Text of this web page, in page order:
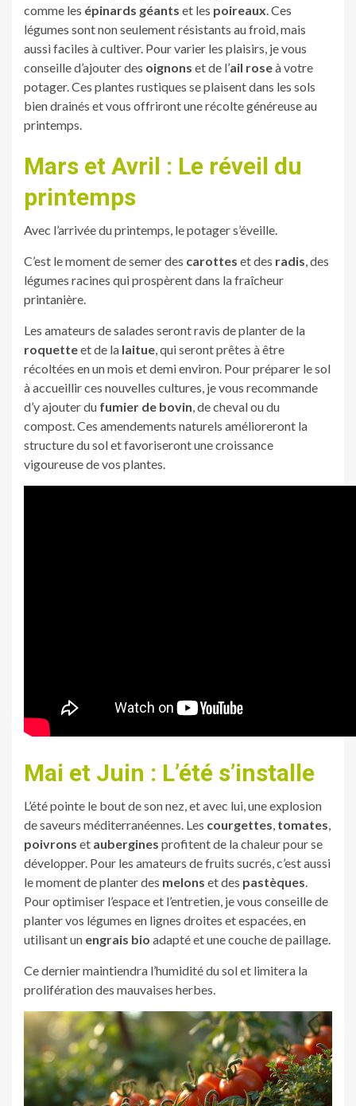
comme les épinards géants et les poireaux. Ces
légumes sont non seulement résistants au froid, mais
aussi faciles à cultiver. Pour varier les plaisirs, je vous
conseille d’ajouter des oignons et de l’ail roseà votre
potager. Ces plantes rustiques se plaisent dans les sols
bien drainés et vous offriront une récolte généreuse au
printemps.
Mars et Avril : Le réveil du
printemps
Avec l’arrivée du printemps, le potager s’éveille.
C’est le moment de semer des carottes et des radis, des
légumes racines qui prospèrent dans la fraîcheur
printanière.
Les amateurs de salades seront ravis de planter de la
roquetteet de la laitue, qui seront prêtes à être
récoltées en un mois et demi environ. Pour préparer le sol
à accueillir ces nouvelles cultures, je vous recommande
d’y ajouter du fumier de bovin, de cheval ou du
compost. Ces amendements naturels amélioreront la
structure du sol et favoriseront une croissance
vigoureuse de vos plantes.
Mai et Juin : L’été s’installe
L’été pointe le bout de son nez, et avec lui, une explosion
de saveurs méditerranéennes. Les courgettes, tomates,
poivrons et aubergines profitent de la chaleur pour se
développer. Pour les amateurs de fruits sucrés, c’est aussi
le moment de planter des melons et des pastèques.
Pour optimiser l’espace et l’entretien, je vous conseille de
planter vos légumes en lignes droites et espacées, en
utilisant un engrais bio adapté et une couche de paillage.
Ce dernier maintiendra l’humidité du sol et limitera la
prolifération des mauvaises herbes.